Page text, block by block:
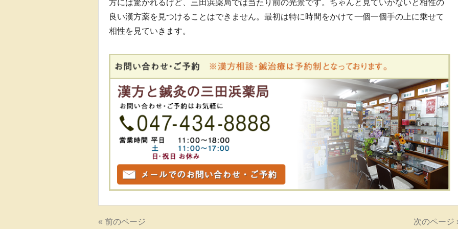
方には驚かれるけど、三田浜薬局では当たり前の光景です。ちゃんと見ていかないと相性の
良い漢方薬を見つけることはできません。最初は特に時間をかけて一個一個手の上に乗せて
相性を見ていきます。
« 前のページ 次のページ